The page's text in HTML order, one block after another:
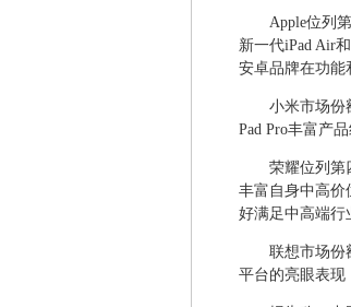
Apple位列
新一代iPad Air
安卓品牌在功能
小米市场份
Pad Pro丰富产
荣耀位列第
丰富自身中高价
好满足中高端行
联想市场份
平台的亮眼表现